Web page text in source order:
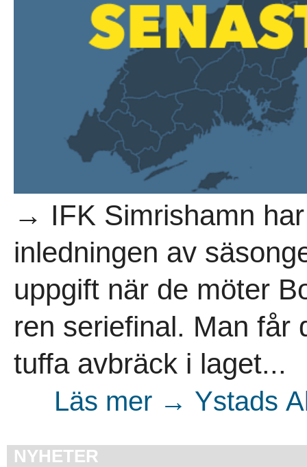
→ IFK Simrishamn
inledningen av
uppgift när de möter
ren seriefinal. Man får
tuffa avbräck i laget...
Läs mer → Ystads
NYHETER